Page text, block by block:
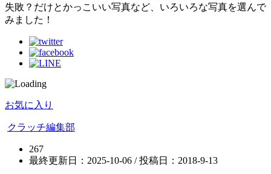
失敗？だけとかっこいい写真など、いろいろな写真を選んで
みました！
お気に入り
クラッチ編集部
267
最終更新日：2025-10-06 / 投稿日： 2018-9-13